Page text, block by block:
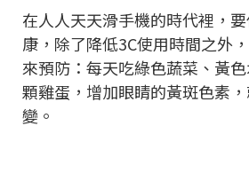
在人人天天滑手機的時代裡，
康，除了降低3C使用時間之外
來預防：每天吃綠色蔬菜、黃
顆雞蛋，增加眼睛的黃斑色素
變。